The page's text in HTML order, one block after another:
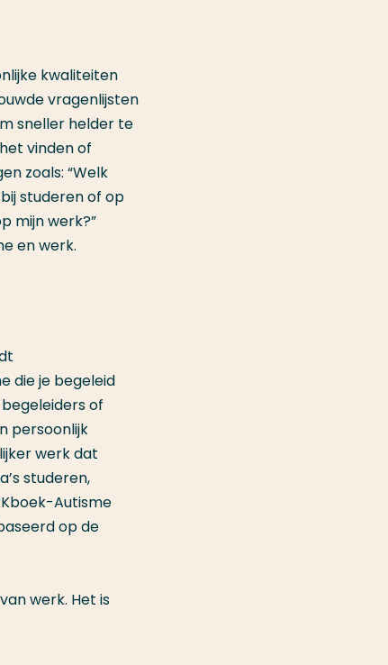
kwaliteiten
vragenlijsten
sneller helder te
vinden of
zoals: “Welk
studeren of op
mijn werk?”
en werk.
die je begeleid
of
persoonlijk
werk dat
studeren,
Autisme
op de
werk. Het is